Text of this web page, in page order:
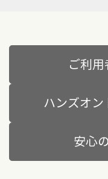
ご利
ハンズオン
安心